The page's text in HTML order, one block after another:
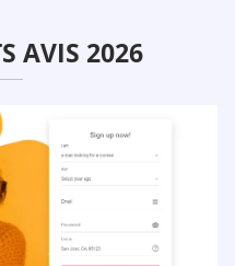
AVIS 2026